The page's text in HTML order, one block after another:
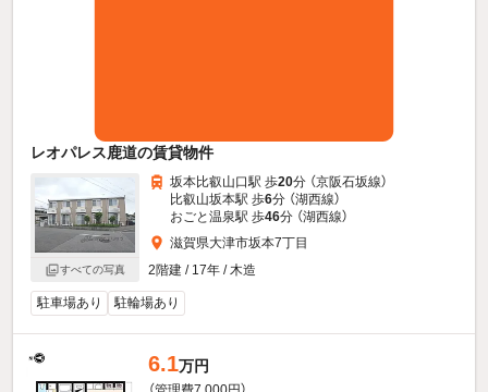
レオパレス鹿道の賃貸物件
すべての写真
坂本比叡山口駅 歩20分 （京阪石坂線）
比叡山坂本駅 歩6分 （湖西線）
おごと温泉駅 歩46分 （湖西線）
滋賀県大津市坂本7丁目
2階建 / 17年 / 木造
駐車場あり 駐輪場あり
6.1万円